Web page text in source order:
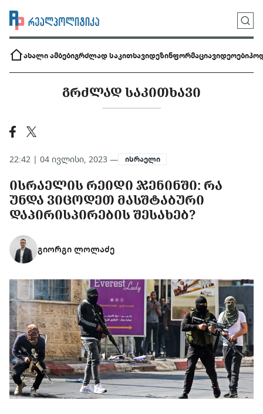
ახალი ამბებიგრძლად საკითხავიდეზინფორმაციავიდეოები
ᲒᲠᲫᲚᲐᲓ ᲡᲐᲙᲘᲗᲮᲐᲕᲘ
22:42 | 04 ივლისი, 2023 — ისრაელი
ᲘᲡᲠᲐᲔᲚᲘᲡ ᲠᲔᲘᲓᲘ ᲯᲔᲜᲘᲜᲨᲘ: ᲠᲐ
ᲣᲜᲓᲐ ᲕᲘᲪᲝᲓᲔᲗ ᲛᲐᲡᲨᲢᲐᲑᲣᲠᲘ
ᲓᲐᲞᲘᲠᲘᲡᲞᲘᲠᲔᲑᲘᲡ ᲨᲔᲡᲐᲮᲔᲑ?
გიორგი ლოლაძე